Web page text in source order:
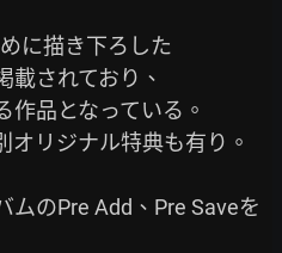
に描き下ろした
載されており、
作品となっている。
オリジナル特典も有り。
ムのPre Add、Pre Saveを